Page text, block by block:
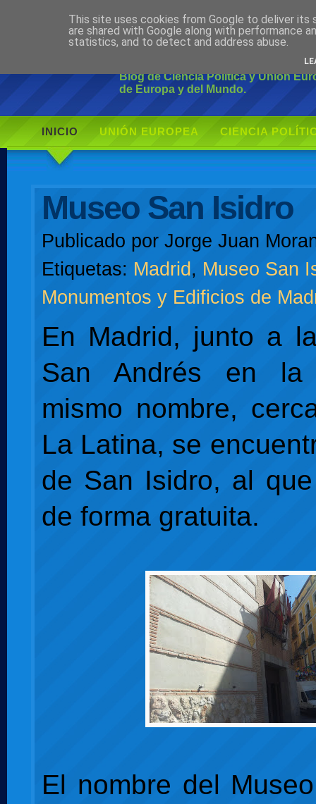
Ciudadano
Blog de Ciencia Política y Unión
de Europa y del Mundo.
INICIO UNIÓN EUROPEA CIENCIA
Museo San Isidro
Publicado por Jorge Juan
Etiquetas: Madrid, Museo San
Monumentos y Edificios de
En Madrid, junto a
San Andrés en
mismo nombre,
La Latina, se
de San Isidro, al
de forma gratuita.
El nombre del
This site uses cookies from Google to deliver its
are shared with Google along with performance
statistics, and to detect and address abuse.